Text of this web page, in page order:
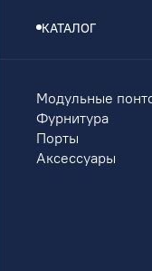
КАТАЛОГ
Модульные
Фурнитура
Порты
Аксессуары